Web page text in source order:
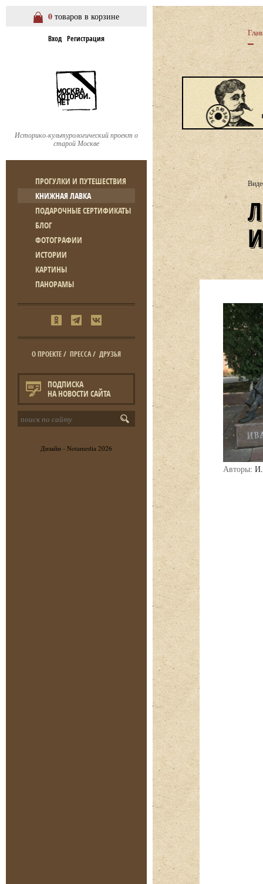
0 товаров в корзине
Вход Регистрация
Историко-культурологический проект о
старой Москве
ПРОГУЛКИ И ПУТЕШЕСТВИЯ
КНИЖНАЯ ЛАВКА
ПОДАРОЧНЫЕ СЕРТИФИКАТЫ
БЛОГ
ФОТОГРАФИИ
ИСТОРИИ
КАРТИНЫ
ПАНОРАМЫ
О ПРОЕКТЕ/ ПРЕССА/ ДРУЗЬЯ
ПОДПИСКА
НА НОВОСТИ САЙТА
Дизайн - Notamedia 2026
ЛЕКЦИЯ И.
Авторы: